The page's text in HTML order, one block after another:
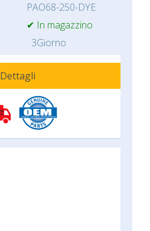
PAO68-250-DYE
✔ In magazzino
3Giorno
Dettagli